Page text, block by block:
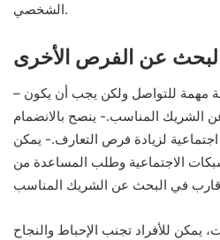
الشخصي.
عن الفرص الأخرى
– تعتبر تطبيقات التعارف وسيلة مهمة للتواصل ولكن يجب أن يكون
الشريك المناسب.- ينصح بالانضمام
لزيادة فرص التعارف.- يمكن
الاجتماعية وطلب المساعدة من
يمكن للأفراد تجنب الإحباط والنجاح